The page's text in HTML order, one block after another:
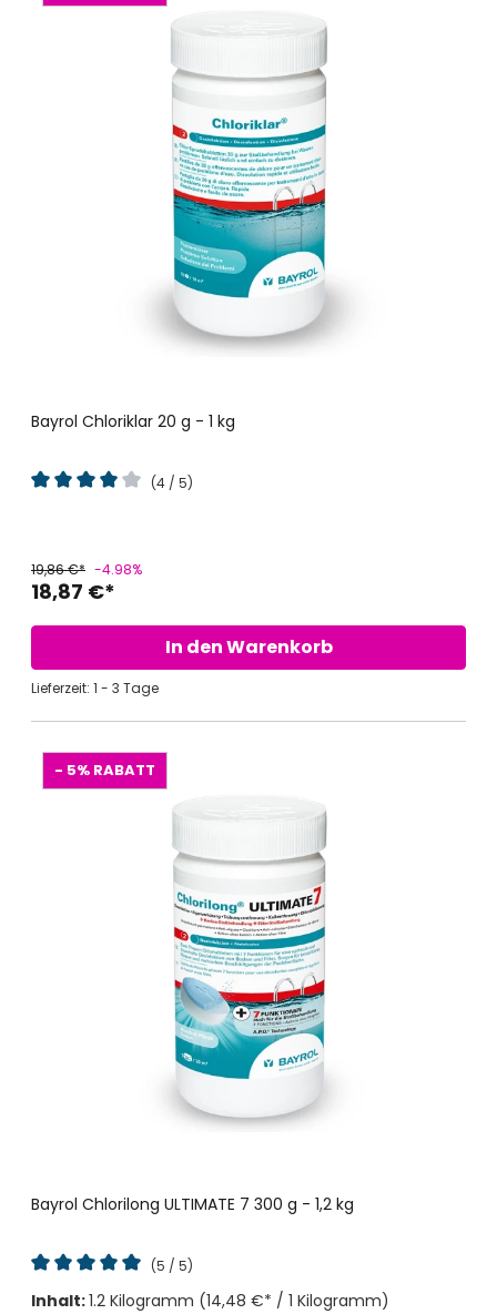
Bayrol Chloriklar 20 g - 1 kg
(4 / 5)
18,87 €*
19,86 €* -4.98%
In den Warenkorb
Lieferzeit: 1 - 3 Tage
- 5% RABATT
Bayrol Chlorilong ULTIMATE 7 300 g - 1,2 kg
Durchschnittliche Bewertung von 5 von 5 Sternen
(5 / 5)
Inhalt:1.2 Kilogramm (14,48 €* / 1 Kilogramm)